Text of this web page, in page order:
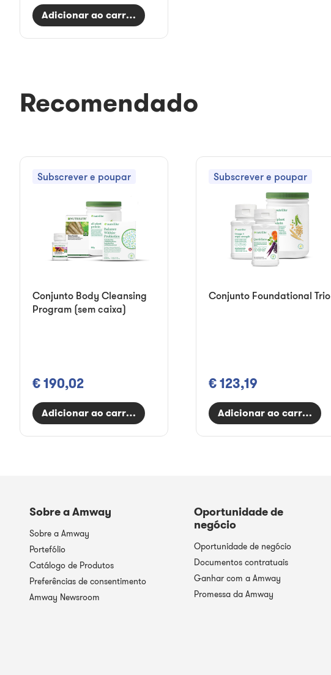
Adicionar ao carrinho
Recomendado
Subscrever e poupar
Conjunto Body Cleansing
Program (sem caixa)
€ 190,02
Adicionar ao carrinho
Subscrever e poupar
Conjunto Foundational Trio
€ 123,19
Adicionar ao carrinho
Sobre a Amway
Sobre a Amway
Portefólio
Catálogo de Produtos
Preferências de consentimento
Amway Newsroom
Oportunidade de
negócio
Oportunidade de negócio
Documentos contratuais
Ganhar com a Amway
Promessa da Amway